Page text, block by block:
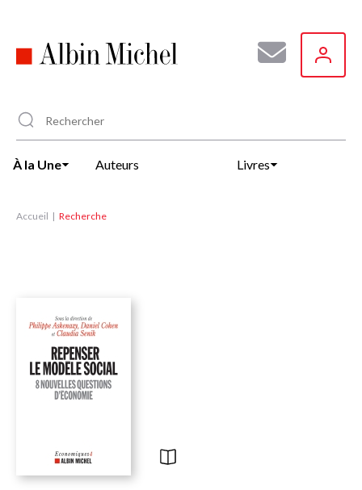
principal
À la Une Auteurs Livres
Accueil Recherche